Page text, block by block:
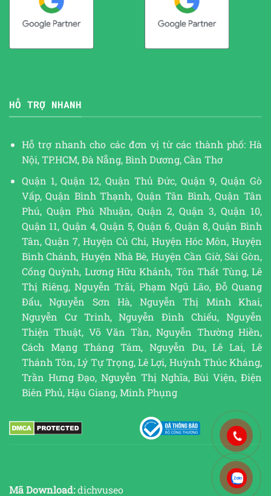
HỖ TRỢ NHANH
Hỗ trợ nhanh cho các đơn vị từ các thành phố: Hà
Nội, TP.HCM, Đà Nẵng, Bình Dương, Cần Thơ
Quận 1, Quận 12, Quận Thủ Đức, Quận 9, Quận Gò
Vấp, Quận Bình Thạnh, Quận Tân Bình, Quận Tân
Phú, Quận Phú Nhuận, Quận 2, Quận 3, Quận 10,
Quận 11, Quận 4, Quận 5, Quận 6, Quận 8, Quận Bình
Tân, Quận 7, Huyện Củ Chi, Huyện Hóc Môn, Huyện
Bình Chánh, Huyện Nhà Bè, Huyện Cần Giờ, Sài Gòn,
Cống Quỳnh, Lương Hữu Khánh, Tôn Thất Tùng, Lê
Thị Riêng, Nguyễn Trãi, Phạm Ngũ Lão, Đỗ Quang
Đẩu, Nguyễn Sơn Hà, Nguyễn Thị Minh Khai,
Nguyễn Cư Trinh, Nguyễn Đình Chiểu, Nguyễn
Thiện Thuật, Võ Văn Tần, Nguyễn Thường Hiền,
Cách Mạng Tháng Tám, Nguyễn Du, Lê Lai, Lê
Thánh Tôn, Lý Tự Trọng, Lê Lợi, Huỳnh Thúc Kháng,
Trần Hưng Đạo, Nguyễn Thị Nghĩa, Bùi Viện, Điện
Biên Phủ, Hậu Giang, Minh Phụng
Mã Download:dichvuseo